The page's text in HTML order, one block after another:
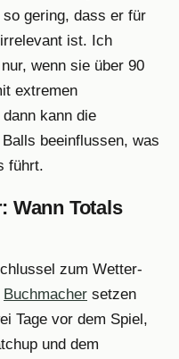
gering, dass er für
ist. Ich
wenn sie über 90
extremen
kann die
beeinflussen, was
führt.
Wann Totals
zum Wetter-
Buchmacher setzen
Tage vor dem Spiel,
und dem